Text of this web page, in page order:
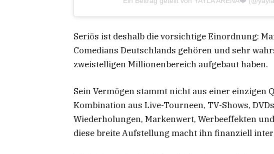
Seriös ist deshalb die vorsichtige Einordnung:
Comedians Deutschlands gehören und sehr
zweistelligen Millionenbereich aufgebaut haben.
Sein Vermögen stammt nicht aus einer einzigen
Kombination aus Live-Tourneen, TV-Shows,
Wiederholungen, Markenwert, Werbeeffekten
diese breite Aufstellung macht ihn finanziell